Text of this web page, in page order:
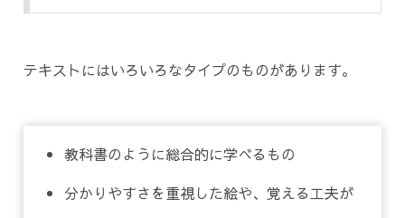
テキストにはいろいろなタイプのものがあります。
教科書のように総合的に学べるもの
分かりやすさを重視した絵や、覚える工夫が